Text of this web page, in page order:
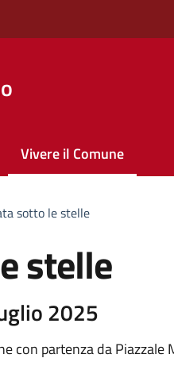
Vivere il Comune
sotto le stelle
stelle
2025
con partenza da Piazzale